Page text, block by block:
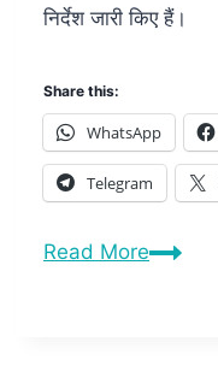
निर्देश जारी किए हैं।
Share this:
WhatsApp
Telegram
Read More